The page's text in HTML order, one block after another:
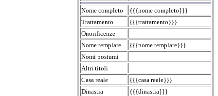
Nome completo
{{{nome completo}}}
Trattamento
{{{trattamento}}}
Onorificenze
Nome templare
{{{nome templare}}}
Nomi postumi
Altri titoli
Casa reale
{{{casa reale}}}
Dinastia
{{{dinastia}}}